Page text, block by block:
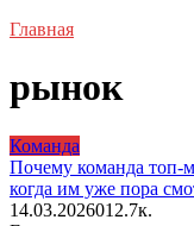
Главная
рынок
Команда
Почему команда топ-
когда им уже пора
14.03.2026012.7к.